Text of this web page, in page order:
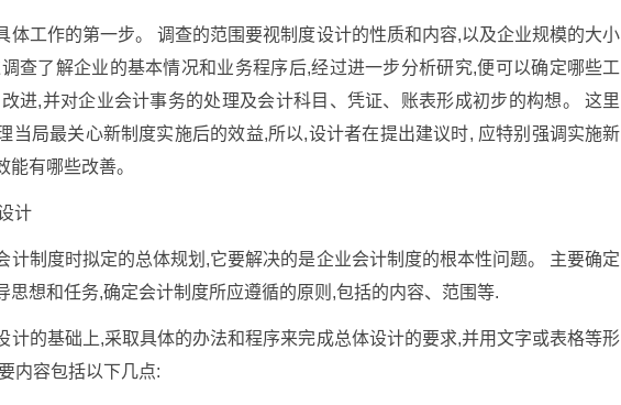
体工作的第一步。 调查的范围要视制度设计的性质和内容,以及企业规模的大小
查了解企业的基本情况和业务程序后,经过进一步分析研究,便可以确定哪些工
进,并对企业会计事务的处理及会计科目、凭证、账表形成初步的构想。 这里
当局最关心新制度实施后的效益,所以,设计者在提出建议时, 应特别强调实施新
有哪些改善。
计
计制度时拟定的总体规划,它要解决的是企业会计制度的根本性问题。 主要确定
思想和任务,确定会计制度所应遵循的原则,包括的内容、范围等.
计的基础上,采取具体的办法和程序来完成总体设计的要求,并用文字或表格等形
内容包括以下几点: